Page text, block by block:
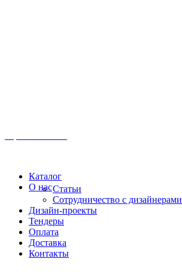
Каталог
О насСтатьи
Сотрудничество с дизайнерами
Дизайн-проекты
Тендеры
Оплата
Доставка
Контакты